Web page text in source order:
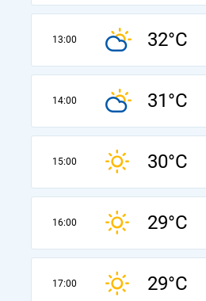
13:00 32°C
14:00 31°C
15:00 30°C
16:00 29°C
17:00 29°C